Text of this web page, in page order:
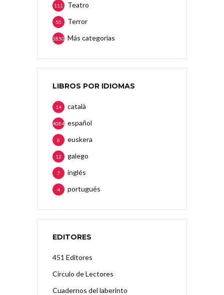
Teatro
111
Terror
50
Más categorias
1850
LIBROS POR IDIOMAS
català
14
español
4084
euskera
6
galego
12
inglés
7
portugués
4
EDITORES
451 Editores
Círculo de Lectores
Cuadernos del laberinto